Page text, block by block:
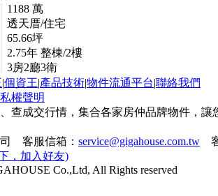
1188 萬
透天厝/住宅
65.66坪
2.75年 整棟/2樓
3房2廳3衛
|個資王|產品技術|物件流通平台|聯絡我們
權聲明
查成交行情，集合各家房仲品牌物件，
客服信箱： service@gigahouse.com.tw
，加入好友)
Co.,Ltd, All Rights reserved